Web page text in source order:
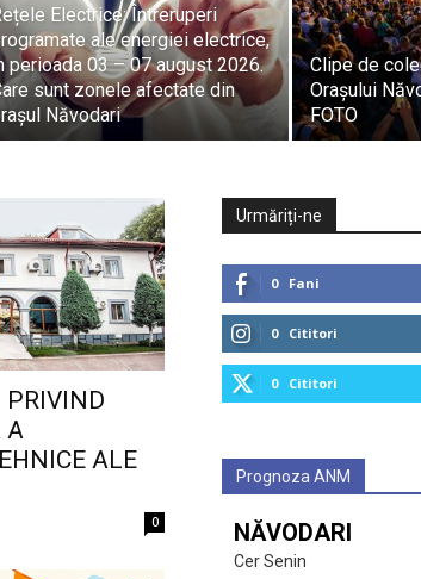
Electrice: Întreruperi
ale energiei electrice,
perioada 03 – 07 august 2026.
sunt zonele afectate din
Năvodari
Clipe de
Orașului
FOTO
A
ALE
0
Urmăriți-ne
0 Fani
0 Cititori
0 Cititori
Prognoza ANM
NĂVODARI
Cer Senin